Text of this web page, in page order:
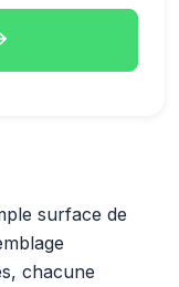
surface de
chacune